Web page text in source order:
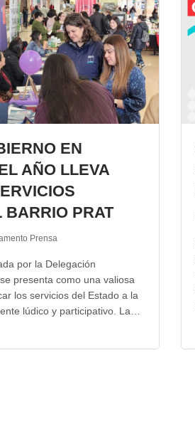
EN
AÑO LLEVA
BARRIO PRAT
Prensa
por la Delegación
presenta como una valiosa
los servicios del Estado a la
lúdico y participativo. La…